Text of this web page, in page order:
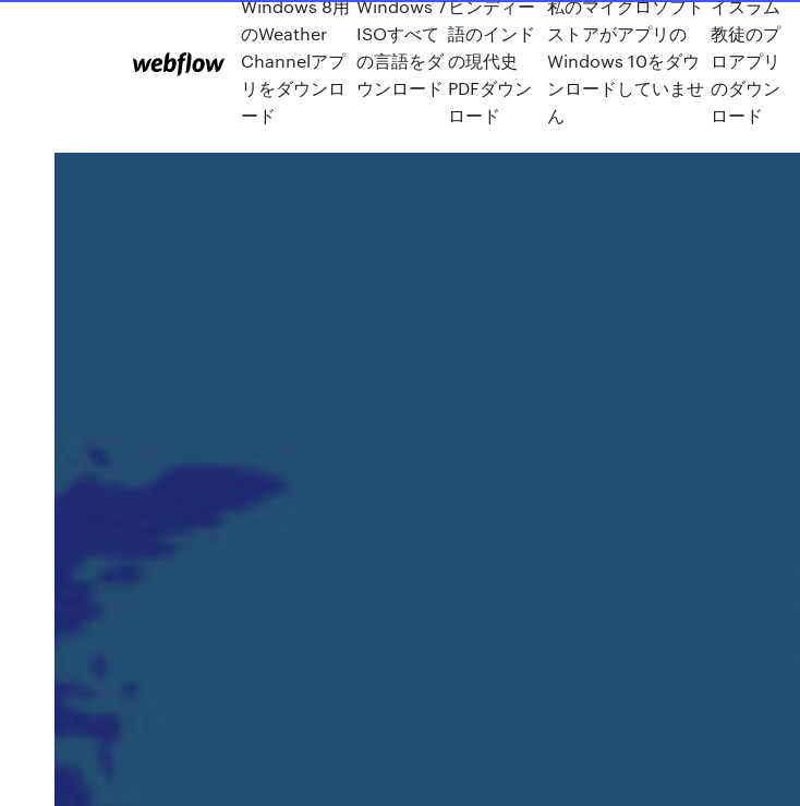
Windows 8用
のWeather
Channelアプ
リをダウンロ
ード
Windows 7
ISOすべて
の言語をダ
ウンロード
ヒンディー
語のインド
の現代史
PDFダウン
ロード
私のマイクロソフト
ストアがアプリの
Windows 10をダウ
ンロードしていませ
ん
イスラム
教徒のプ
ロアプリ
のダウン
ロード